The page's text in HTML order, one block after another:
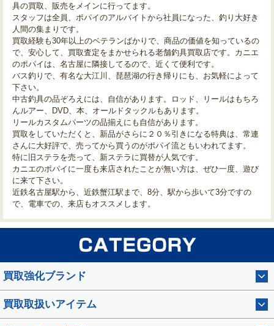
具の買取、販売をメインに行ってます。
スタッフは全員、ポパイのアルバイトから社員になった、釣り大好き
人間の集まりです。
買取経験も30年以上のベテランばかりで、商品の価値を知っているの
で、安心して、買取査定をまかせられる老舗釣具買取店です。カニエ
のポパイは、名古屋に隣接してるので、近くて便利です。
バス釣りで、有名な大江川、琵琶湖の行き帰りにも、お気軽によって
下さい。
中古釣具の品ぞろえには、自信があります。ロッド、リールはもちろ
んルアー、DVD、本、オールドタックルもあります。
リールカスタムパーツの品揃えにも自信があります。
買取をしていただくと、新品がさらに２０％引きになる特典は、常連
さんに大好評で、売ってから買うのがポパイ流ともいわれてます。
特に旧ステラを売って、新ステラに買替が人気です。
カニエのポパイに一度も来店されたことが無い方は、ぜひ一度、遊び
に来て下さい。
近鉄名古屋駅から、近鉄蟹江駅まで、8分、駅から歩いて3分ですの
で、電車での、来店もオススメします。
買取強化ブランド
買取取扱いアイテム